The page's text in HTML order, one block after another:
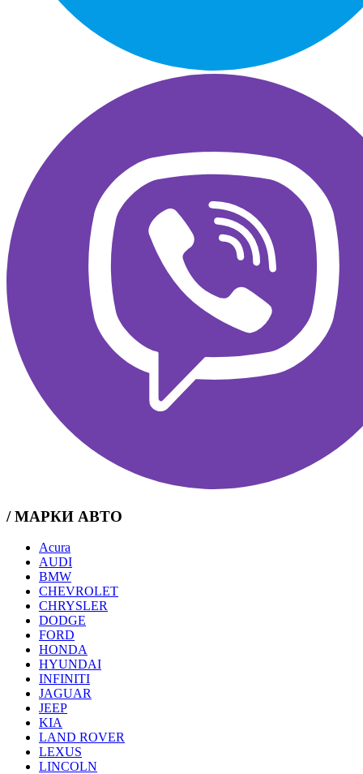
/ МАРКИ АВТО
Acura
AUDI
BMW
CHEVROLET
CHRYSLER
DODGE
FORD
HONDA
HYUNDAI
INFINITI
JAGUAR
JEEP
KIA
LAND ROVER
LEXUS
LINCOLN